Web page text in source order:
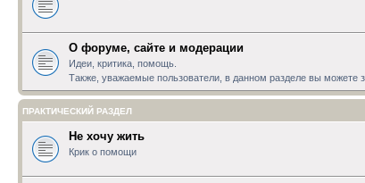
О форуме, сайте и модерации
Идеи, критика, помощь.
Также, уважаемые пользователи, в данном разделе вы
ПРАКТИЧЕСКИЙ РАЗДЕЛ
Не хочу жить
Крик о помощи